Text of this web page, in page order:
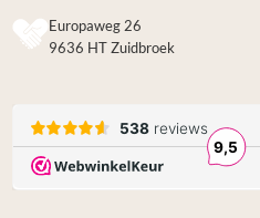
Europaweg 26
9636 HT Zuidbroek